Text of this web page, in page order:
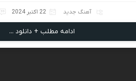
آهنگ جدید 22 اکتبر 2024
ادامه مطلب + دانلود ...